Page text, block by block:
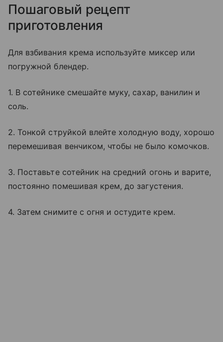
Пошаговый рецепт
приготовления
Для взбивания крема используйте миксер или
погружной блендер.
1. В сотейнике смешайте муку, сахар, ванилин и
соль.
2. Тонкой струйкой влейте холодную воду, хорошо
перемешивая венчиком, чтобы не было комочков.
3. Поставьте сотейник на средний огонь и варите,
постоянно помешивая крем, до загустения.
4. Затем снимите с огня и остудите крем.